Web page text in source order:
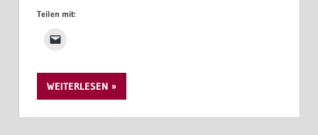
Teilen mit:
WEITERLESEN